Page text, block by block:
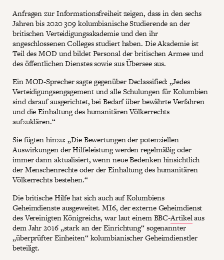
Anfragen zur Informationsfreiheit zeigen, dass in den sechs
Jahren bis 2020 309 kolumbianische Studierende an der
britischen Verteidigungsakademie und den ihr
angeschlossenen Colleges studiert haben. Die Akademie ist
Teil des MOD und bildet Personal der britischen Armee und
des öffentlichen Dienstes sowie aus Übersee aus.
Ein MOD-Sprecher sagte gegenüber Declassified: „Jedes
Verteidigungsengagement und alle Schulungen für Kolumbien
sind darauf ausgerichtet, bei Bedarf über bewährte Verfahren
und die Einhaltung des humanitären Völkerrechts
aufzuklären.“
Sie fügten hinzu: „Die Bewertungen der potenziellen
Auswirkungen der Hilfeleistung werden regelmäßig oder
immer dann aktualisiert, wenn neue Bedenken hinsichtlich
der Menschenrechte oder der Einhaltung des humanitären
Völkerrechts bestehen.“
Die britische Hilfe hat sich auch auf Kolumbiens
Geheimdienste ausgeweitet. MI6, der externe Geheimdienst
des Vereinigten Königreichs, war laut einem BBC-Artikelaus
dem Jahr 2016 „stark an der Einrichtung“ sogenannter
„überprüfter Einheiten“ kolumbianischer Geheimdienstler
beteiligt.